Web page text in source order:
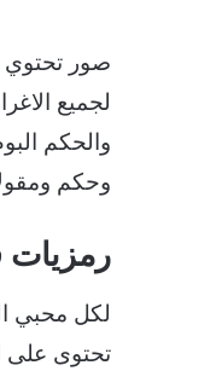
صور تحتوي
لجميع
والحكم
وحكم
رمزيات
لكل محبي
تحتوى على